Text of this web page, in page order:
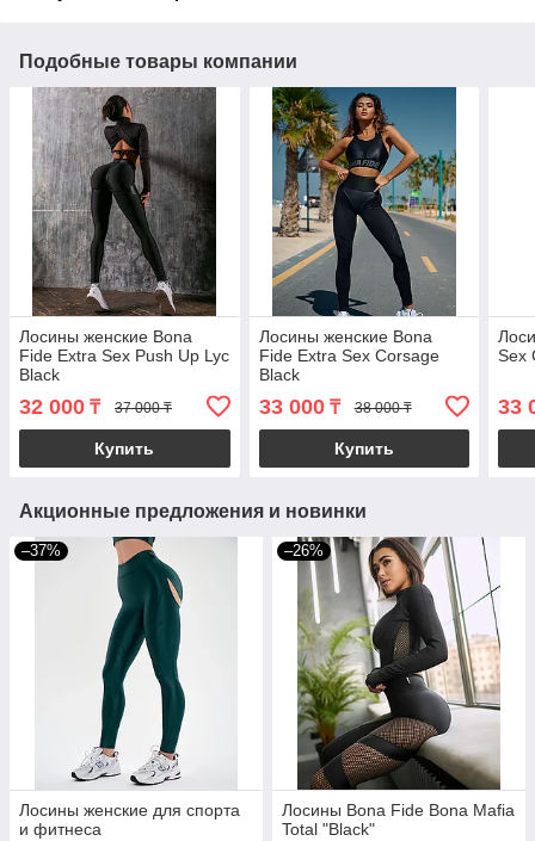
Подобные товары компании
Лосины женские Bona
Fide Extra Sex Push Up Lyc
Black
32 000 ₸ 37 000 ₸
Купить
Лосины женские Bona
Fidе Extra Sex Corsage
Black
33 000₸ 38 000 ₸
Купить
Sex
33
Акционные предложения и новинки
–37%
Лосины женские для спорта
и фитнеса
–26%
Лосины Вona Fide Bona Mafia
Total "Black"